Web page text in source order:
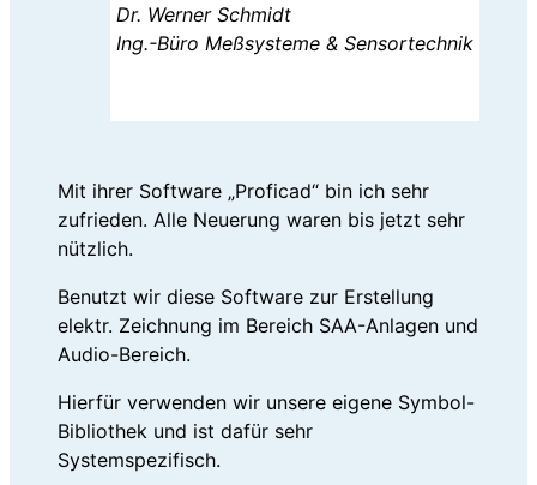
Dr. Werner Schmidt
Ing.-Büro Meßsysteme & Sensortechnik
Mit ihrer Software „Proficad“ bin ich sehr
zufrieden. Alle Neuerung waren bis jetzt sehr
nützlich.
Benutzt wir diese Software zur Erstellung
elektr. Zeichnung im Bereich SAA-Anlagen und
Audio-Bereich.
Hierfür verwenden wir unsere eigene Symbol-
Bibliothek und ist dafür sehr
Systemspezifisch.